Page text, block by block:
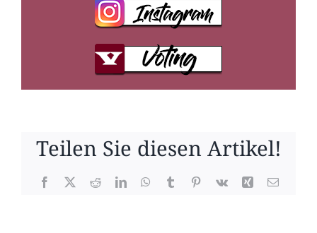
Teilen Sie diesen Artikel!
Facebook
X RedditLinkedInWhatsApp
TumblrPinterest
Vk Xing E-